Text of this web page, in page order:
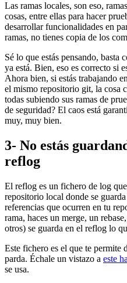
Las ramas locales, son eso,
cosas, entre ellas para hacer
desarrollar funcionalidades en
ramas, no tienes copia de los
Sé lo que estás pensando, basta
ya está. Bien, eso es correcto si
Ahora bien, si estás trabajando
el mismo repositorio git, la cosa
todas subiendo sus ramas de
de seguridad? El caos está
muy, muy bien.
3- No estás
reflog
El reflog es un fichero de log
repositorio local donde se
referencias que ocurren en tu
rama, haces un merge, un
otros) se guarda en el reflog lo
Este fichero es el que te permite
parda. Échale un vistazo a este
se usa.